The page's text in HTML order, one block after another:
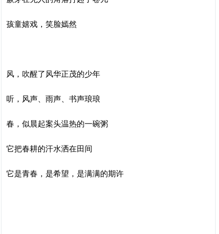
孩童嬉戏，笑脸嫣然
风，吹醒了风华正茂的少年
听，风声、雨声、书声琅琅
春，似晨起案头温热的一碗粥
它把春耕的汗水洒在田间
它是青春，是希望，是满满的期许